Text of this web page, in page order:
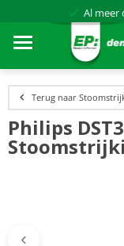
75
Terug naar
Philips